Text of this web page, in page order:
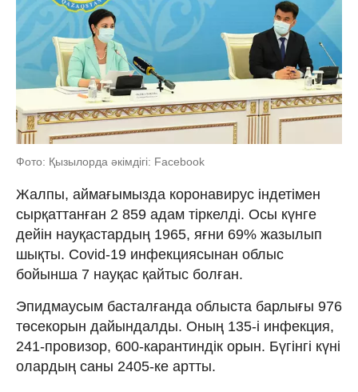
Фото: Қызылорда әкімдігі: Facebook
Жалпы, аймағымызда коронавирус індетімен
сырқаттанған 2 859 адам тіркелді. Осы күнге
дейін науқастардың 1965, яғни 69% жазылып
шықты. Covid-19 инфекциясынан облыс
бойынша 7 науқас қайтыс болған.
Эпидмаусым басталғанда облыста барлығы 976
төсекорын дайындалды. Оның 135-і инфекция,
241-провизор, 600-карантиндік орын. Бүгінгі күні
олардың саны 2405-ке артты.